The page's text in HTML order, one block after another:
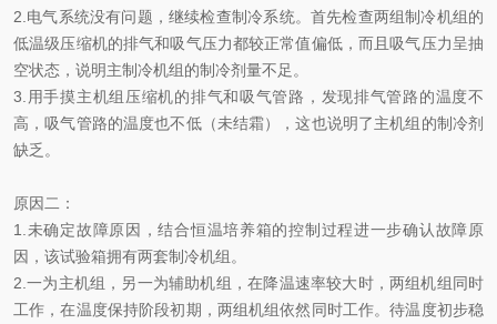
2.电气系统没有问题，继续检查制冷系统。首先检查两组制冷机组的
低温级压缩机的排气和吸气压力都较正常值偏低，而且吸气压力呈抽
空状态，说明主制冷机组的制冷剂量不足。
3.用手摸主机组压缩机的排气和吸气管路，发现排气管路的温度不
高，吸气管路的温度也不低（未结霜），这也说明了主机组的制冷剂
缺乏。
原因二：
1.未确定故障原因，结合恒温培养箱的控制过程进一步确认故障原
因，该试验箱拥有两套制冷机组。
2.一为主机组，另一为辅助机组，在降温速率较大时，两组机组同时
工作，在温度保持阶段初期，两组机组依然同时工作。待温度初步稳